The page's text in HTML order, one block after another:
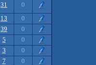
31
0
13
0
39
0
5
0
3
0
7
0